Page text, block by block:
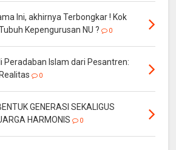
Ini, akhirnya Terbongkar ! Kok
Kepengurusan NU ?
0
Peradaban Islam dari Pesantren:
0
GENERASI SEKALIGUS
HARMONIS
0